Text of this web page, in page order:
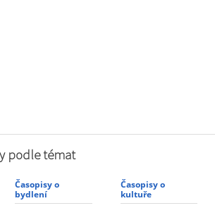
podle témat
Časopisy o
bydlení
Časopisy o
kultuře